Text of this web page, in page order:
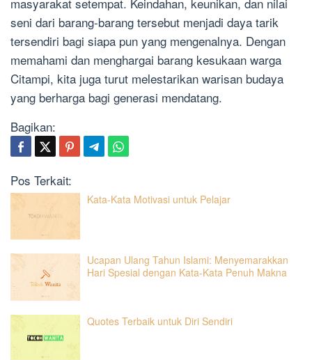
seni dari barang-barang tersebut menjadi daya tarik
tersendiri bagi siapa pun yang mengenalnya. Dengan
memahami dan menghargai barang kesukaan warga
Citampi, kita juga turut melestarikan warisan budaya
yang berharga bagi generasi mendatang.
Bagikan:
Pos Terkait:
Kata-Kata Motivasi untuk Pelajar
Ucapan Ulang Tahun Islami: Menyemarakkan
Hari Spesial dengan Kata-Kata Penuh Makna
Quotes Terbaik untuk Diri Sendiri